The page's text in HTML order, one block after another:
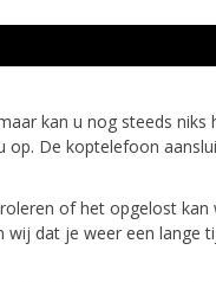
kan u nog steeds
De koptelefoon
of het opgelost
dat je weer een lange